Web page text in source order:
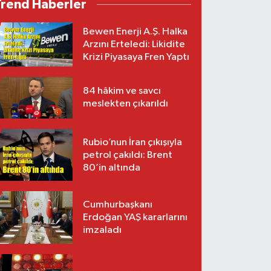
Haberler
Bewen Enerji A.Ş. Halka
Arzını Erteledi: Likidite
Krizi Piyasaya Fren Yaptı
84 hâkim ve savcı
meslekten çıkarıldı
Rubio’nun İran çıkışıyla
petrol çakıldı: Brent
80’in altında
Cumhurbaşkanı
Erdoğan YAŞ kararlarını
imzaladı